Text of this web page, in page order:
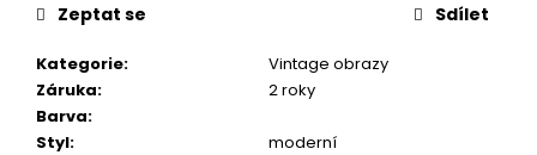
Kategorie:
Vintage obrazy
Záruka:
2 roky
Barva:
Styl:
moderní
Zeptat se Sdílet
OKNO
STROM
599
Kč